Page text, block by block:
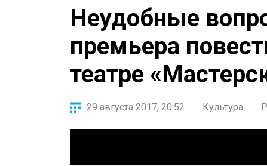
Неудобные
премьера
театре
29 августа 2017, 20:52 Культура